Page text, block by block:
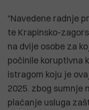
"Navedene radnje
te Krapinsko-
na dvije osobe za
počinile koruptivna
istragom koju je
2025. zbog sumnje
plaćanje usluga